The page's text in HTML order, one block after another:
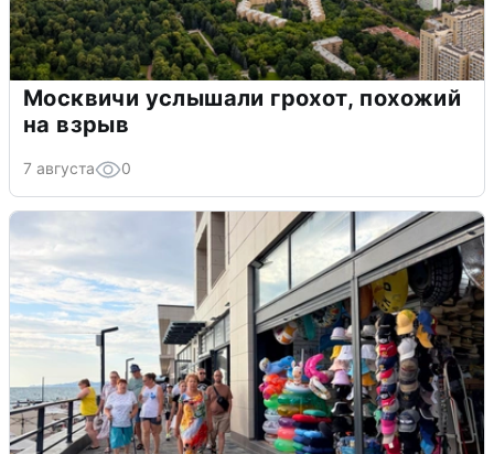
Москвичи услышали грохот, похожий
на взрыв
7 августа 0